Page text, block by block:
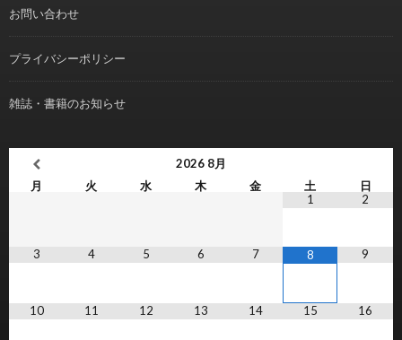
お問い合わせ
プライバシーポリシー
雑誌・書籍のお知らせ
2026 8月
月
火 水 木 金 土
日
1
2
3 4 5 6 7 8 9
10 11 12 13 14 15 16